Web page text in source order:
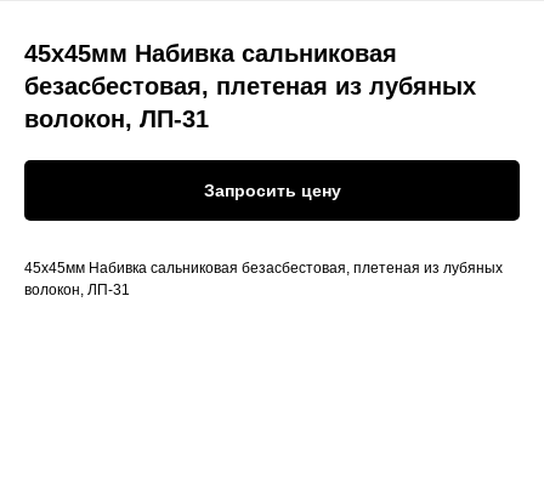
45х45мм Набивка сальниковая
безасбестовая, плетеная из лубяных
волокон, ЛП-31
Запросить цену
45х45мм Набивка сальниковая безасбестовая, плетеная из лубяных
волокон, ЛП-31